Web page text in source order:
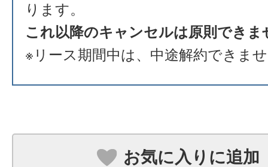
ります。
これ以降のキャンセルは原則できま
※リース期間中は、中途解約できま
お気に入りに追加